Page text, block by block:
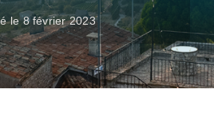
LES ACTUS
MÉDIATHÈQUES
le 8 février 2023